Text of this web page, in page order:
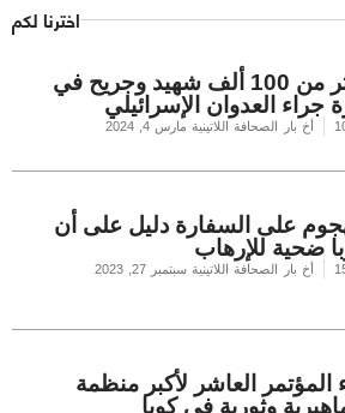
اخترنا لكم
أكثر من 100 ألف شهيد وجريح في
جراء العدوان الإسرائيلي
أخ بار الصحافة اللاتينية مارس 4, 2024
على السفارة دليل على أن
ضحية للإرهاب
أخ بار الصحافة اللاتينية سبتمبر 27, 2023
المؤتمر العاشر لأكبر منظمة
وثورية في كوبا